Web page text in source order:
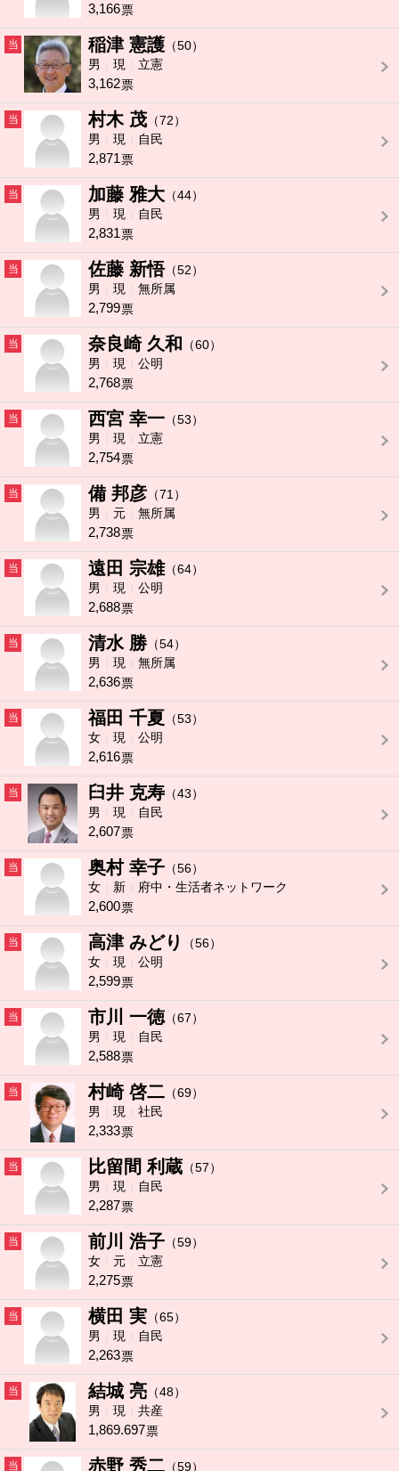
3,166票
当 稲津 憲護 （50）
男
現 立憲
3,162票
当 村木 茂 （72）
男
現 自民
2,871票
当 加藤 雅大 （44）
男
現 自民
2,831票
当 佐藤 新悟（52）
男
現 無所属
2,799票
当 奈良崎 久和
（60）
男
現 公明
2,768票
当 西宮 幸一 （53）
男
現 立憲
2,754票
当 備 邦彦 （71）
男
元 無所属
2,738票
当 遠田 宗雄（64）
男
現 公明
2,688票
当 清水 勝（54）
男
現 無所属
2,636票
当 福田 千夏 （53）
女
現 公明
2,616票
当 臼井 克寿 （43）
男
現 自民
2,607票
当 奥村 幸子 （56）
女
新 府中・生活者ネットワーク
2,600票
当 高津 みどり
（56）
女
現 公明
2,599票
当 市川 一徳 （67）
男
現 自民
2,588票
当 村崎 啓二 （69）
男
現 社民
2,333票
当 比留間 利蔵 （57）
男
現 自民
2,287票
当 前川 浩子 （59）
女
元 立憲
2,275票
当 横田 実 （65）
男
現 自民
2,263票
当 結城 亮 （48）
男
現 共産
1,869.697票
当 赤野 秀二 （59）